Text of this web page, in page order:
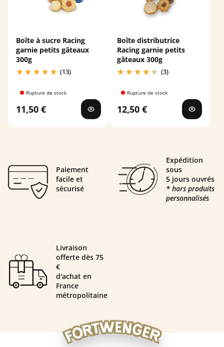
Boîte à sucre Racing
garnie petits gâteaux
300g
(13)
Rupture de stock
11,50 €
Boîte distributrice
Racing garnie petits
gâteaux 300g
(3)
Rupture de stock
12,50 €
Paiement
facile et
sécurisé
Expédition
sous
5 jours ouvrés
* hors produits
personnalisés
Livraison
offerte dès 75
€
d'achat en
France
métropolitaine